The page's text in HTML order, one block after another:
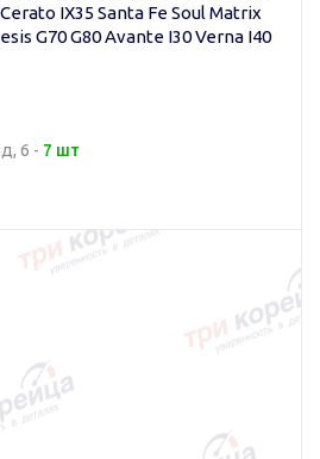
IX35 Santa Fe Soul Matrix
G70 G80 Avante I30 Verna I40
6 - 7 шт